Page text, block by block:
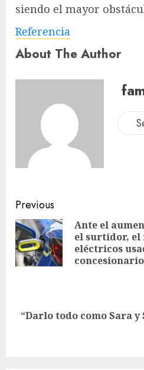
siendo el mayor
Referencia
About The Author
Previous
Ante el
el surtidor, el
eléctricos
“Darlo todo como Sara y